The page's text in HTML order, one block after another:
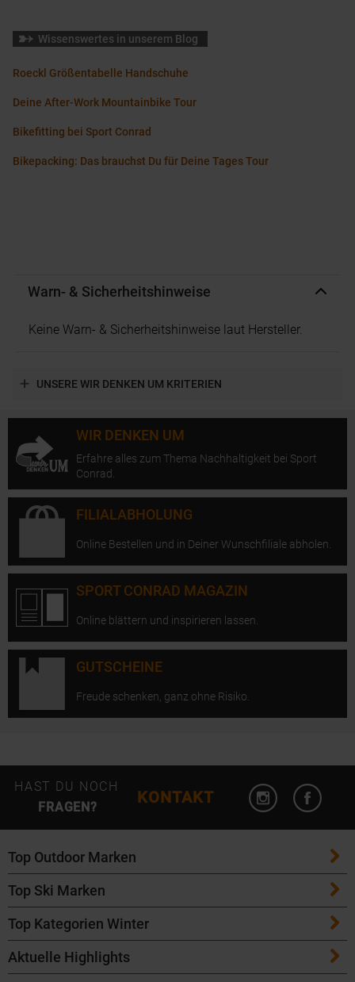
Wissenswertes in unserem Blog
Roeckl Größentabelle Handschuhe
Deine After-Work Mountainbike Tour
Bikefitting bei Sport Conrad
Bikepacking: Das brauchst Du für Deine Tages Tour
Warn- & Sicherheitshinweise
Keine Warn- & Sicherheitshinweise laut Hersteller.
UNSERE WIR DENKEN UM KRITERIEN
WIR DENKEN UM
Erfahre alles zum Thema Nachhaltigkeit bei Sport
Conrad.
FILIALABHOLUNG
Online Bestellen und in Deiner Wunschfiliale abholen.
SPORT CONRAD MAGAZIN
Online blättern und inspirieren lassen.
GUTSCHEINE
Freude schenken, ganz ohne Risiko.
HAST DU NOCH
FRAGEN?
KONTAKT
Instagram
Top Outdoor Marken
Patagonia
Maloja
Salomon
Top Ski Marken
ATK Bindungen
K2 Ski
Top Kategorien Winter
Ski
Aktuelle Highlights